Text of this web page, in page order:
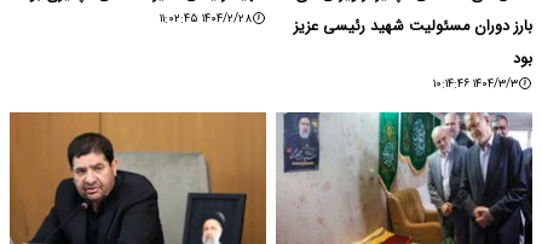
بارز دوران مسئولیت شهید رئیسی عزیز
بود
۱۴۰۴/۳/۳ ۱۰:۱۴:۴۶
۱۴۰۴/۲/۲۸ ۱۱:۰۲:۴۵